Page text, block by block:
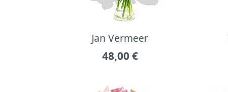
Jan Vermeer
48,00 €